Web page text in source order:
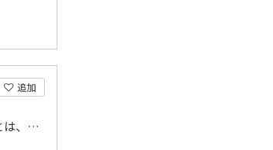
追加
自動車のキズ(傷)・ヘコミ修理、鈑金塗装、自動車保険のことは、お任せください!